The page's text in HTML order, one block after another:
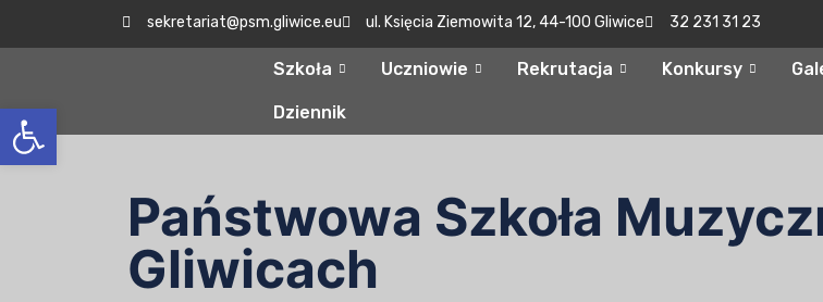
Otwórz pasek narzędzi
sekretariat@psm.gliwice.eu ul. Księcia Ziemowita 12, 44-100 Gliwice 32 231 31 23
Szkoła Uczniowie Rekrutacja Konkursy
Dziennik
Państwowa Szkoła
Gliwicach